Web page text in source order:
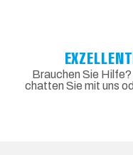
Brauchen Sie Hilfe?
chatten Sie mit uns